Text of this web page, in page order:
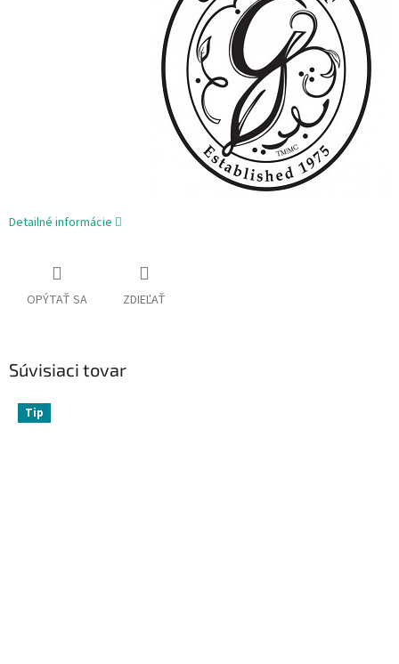
Detailné informácie
OPÝTAŤ SA ZDIEĽAŤ
Súvisiaci tovar
Tip